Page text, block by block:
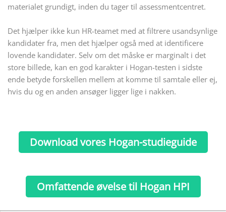
materialet grundigt, inden du tager til assessmentcentret.
Det hjælper ikke kun HR-teamet med at filtrere usandsynlige
kandidater fra, men det hjælper også med at identificere
lovende kandidater. Selv om det måske er marginalt i det
store billede, kan en god karakter i Hogan-testen i sidste
ende betyde forskellen mellem at komme til samtale eller ej,
hvis du og en anden ansøger ligger lige i nakken.
Download vores Hogan-studieguide
Omfattende øvelse til Hogan HPI